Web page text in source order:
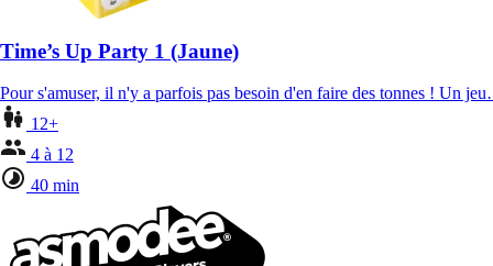
Time’s Up Party 1 (Jaune)
Pour s'amuser, il n'y a parfois pas besoin d'en faire des tonnes ! Un
12+
4 à 12
40 min